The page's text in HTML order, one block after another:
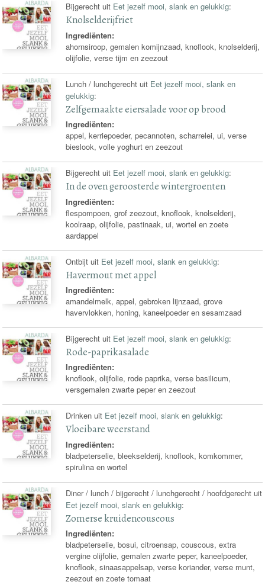
Bijgerecht uit Eet jezelf mooi, slank en gelukkig:
Knolselderijfriet
Ingrediënten:
ahornsiroop, gemalen komijnzaad, knoflook, knolselderij,
olijfolie, verse tijm en zeezout
Lunch / lunchgerecht uit Eet jezelf mooi, slank en
gelukkig:
Zelfgemaakte eiersalade voor op brood
Ingrediënten:
appel, kerriepoeder, pecannoten, scharrelei, ui, verse
bieslook, volle yoghurt en zeezout
Bijgerecht uit Eet jezelf mooi, slank en gelukkig:
In de oven geroosterde wintergroenten
Ingrediënten:
flespompoen, grof zeezout, knoflook, knolselderij,
koolraap, olijfolie, pastinaak, ui, wortel en zoete
aardappel
Ontbijt uit Eet jezelf mooi, slank en gelukkig:
Havermout met appel
Ingrediënten:
amandelmelk, appel, gebroken lijnzaad, grove
havervlokken, honing, kaneelpoeder en sesamzaad
Bijgerecht uit Eet jezelf mooi, slank en gelukkig:
Rode-paprikasalade
Ingrediënten:
knoflook, olijfolie, rode paprika, verse basilicum,
versgemalen zwarte peper en zeezout
Drinken uit Eet jezelf mooi, slank en gelukkig:
Vloeibare weerstand
Ingrediënten:
bladpeterselie, bleekselderij, knoflook, komkommer,
spirulina en wortel
Diner / lunch / bijgerecht / lunchgerecht / hoofdgerecht uit
Eet jezelf mooi, slank en gelukkig:
Zomerse kruidencouscous
Ingrediënten:
bladpeterselie, bosui, citroensap, couscous, extra
vergine olijfolie, gemalen zwarte peper, kaneelpoeder,
knoflook, sinaasappelsap, verse koriander, verse munt,
zeezout en zoete tomaat